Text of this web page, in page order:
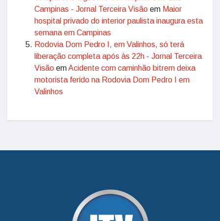
Campinas - Jornal Terceira Visão em Maior
hospital privado do interior paulista inaugura esta
semana em Campinas
Rodovia Dom Pedro I, em Valinhos, só terá
liberação completa após às 22h - Jornal Terceira
Visão emAcidente com caminhão bitrem deixa
motorista ferido na Rodovia Dom Pedro I em
Valinhos